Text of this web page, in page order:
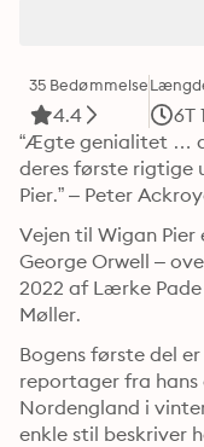
35 Bedømmelse
4.4 6T
“Ægte genialitet …
deres første rigtige
Pier.” – Peter
Vejen til Wigan
George Orwell –
2022 af Lærke
Møller.
Bogens første del
reportager fra
Nordengland i
enkle stil beskriver